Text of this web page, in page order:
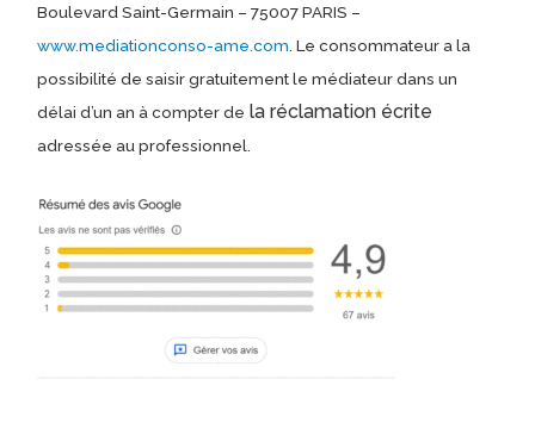
Boulevard Saint-Germain – 75007 PARIS –
www.mediationconso-ame.com. Le consommateur a la
possibilité de saisir gratuitement le médiateur dans un
délai d’un an à compter de la réclamation écrite
adressée au professionnel.